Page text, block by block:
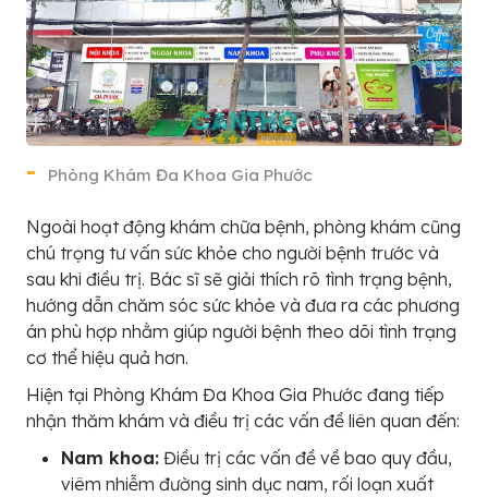
Phòng Khám Đa Khoa Gia Phước
Ngoài hoạt động khám chữa bệnh, phòng khám cũng
chú trọng tư vấn sức khỏe cho người bệnh trước và
sau khi điều trị. Bác sĩ sẽ giải thích rõ tình trạng bệnh,
hướng dẫn chăm sóc sức khỏe và đưa ra các phương
án phù hợp nhằm giúp người bệnh theo dõi tình trạng
cơ thể hiệu quả hơn.
Hiện tại Phòng Khám Đa Khoa Gia Phước đang tiếp
nhận thăm khám và điều trị các vấn đề liên quan đến:
Nam khoa: Điều trị các vấn đề về bao quy đầu,
viêm nhiễm đường sinh dục nam, rối loạn xuất